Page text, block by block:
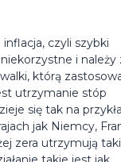
czyli szybki
i należy
którą
utrzymanie stóp
się tak na
jak Niemcy,
zera utrzymują